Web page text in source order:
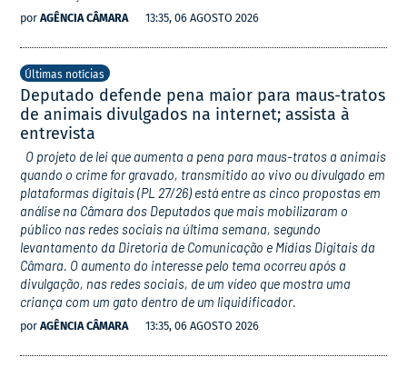
por AGÊNCIA CÂMARA 13:35, 06 AGOSTO 2026
Últimas notícias
Deputado defende pena maior para maus-tratos
de animais divulgados na internet; assista à
entrevista
O projeto de lei que aumenta a pena para maus-tratos a animais
quando o crime for gravado, transmitido ao vivo ou divulgado em
plataformas digitais (PL 27/26) está entre as cinco propostas em
análise na Câmara dos Deputados que mais mobilizaram o
público nas redes sociais na última semana, segundo
levantamento da Diretoria de Comunicação e Mídias Digitais da
Câmara. O aumento do interesse pelo tema ocorreu após a
divulgação, nas redes sociais, de um vídeo que mostra uma
criança com um gato dentro de um liquidificador.
por AGÊNCIA CÂMARA 13:35, 06 AGOSTO 2026